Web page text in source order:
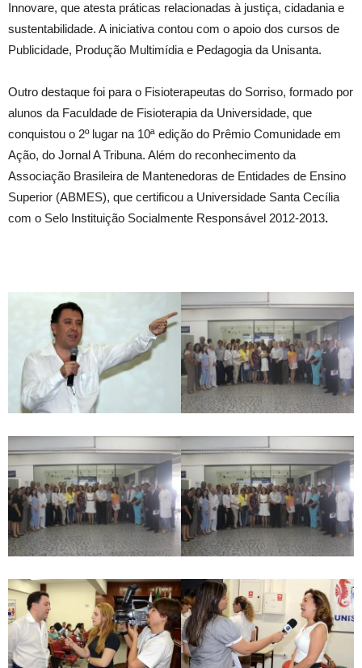
Innovare, que atesta práticas relacionadas à justiça, cidadania e
sustentabilidade. A iniciativa contou com o apoio dos cursos de
Publicidade, Produção Multimídia e Pedagogia da Unisanta.
Outro destaque foi para o Fisioterapeutas do Sorriso, formado por
alunos da Faculdade de Fisioterapia da Universidade, que
conquistou o 2º lugar na 10ª edição do Prêmio Comunidade em
Ação, do Jornal A Tribuna. Além do reconhecimento da
Associação Brasileira de Mantenedoras de Entidades de Ensino
Superior (ABMES), que certificou a Universidade Santa Cecília
com o Selo Instituição Socialmente Responsável 2012-2013.